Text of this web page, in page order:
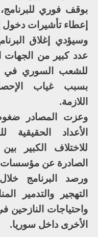
بوقف فوري
إعطاء تأشيرات
وسيؤدي إغلاق
عدد كبير من الجهات
للشعب السوري في
بسبب غياب
اللازمة.
وعزت المصادر
الأعداد الحقيقية
للاختلاف الكبير
الصادرة عن مؤسسات
ورصد البرنامج
التهجير والتدمير
واحتياجات النازحين
الأخرى داخل سوريا.